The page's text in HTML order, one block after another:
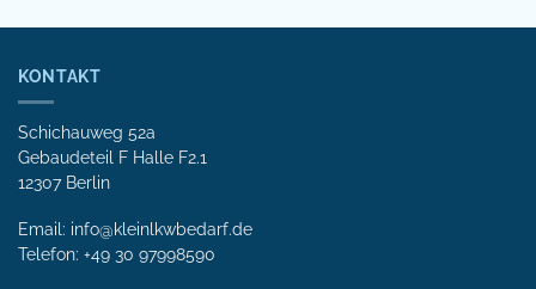
KONTAKT
Schichauweg 52a
Gebaudeteil F Halle F2.1
12307 Berlin
Email: info@kleinlkwbedarf.de
Telefon: +49 30 97998590